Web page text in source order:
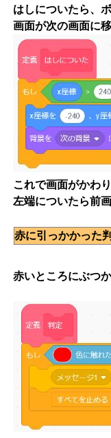
はしについたら、
画面が次の画面に
これで画面がかわり
左端についたら前
赤に引っかかった
赤いところにぶつ